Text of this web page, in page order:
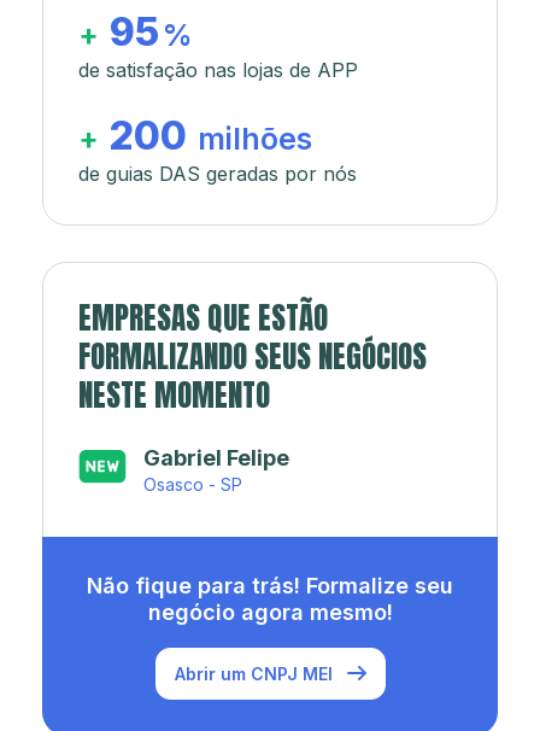
+ 95 %
de satisfação nas lojas de APP
+ 200 milhões
de guias DAS geradas por nós
EMPRESAS QUE ESTÃO
FORMALIZANDO SEUS NEGÓCIOS
NESTE MOMENTO
Japa’s açaí e sorveteria
Rio de Janeiro - RJ
Não fique para trás! Formalize seu
negócio agora mesmo!
Abrir um CNPJ MEI